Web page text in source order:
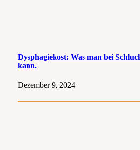
Dysphagiekost: Was man bei
kann.
Dezember 9, 2024